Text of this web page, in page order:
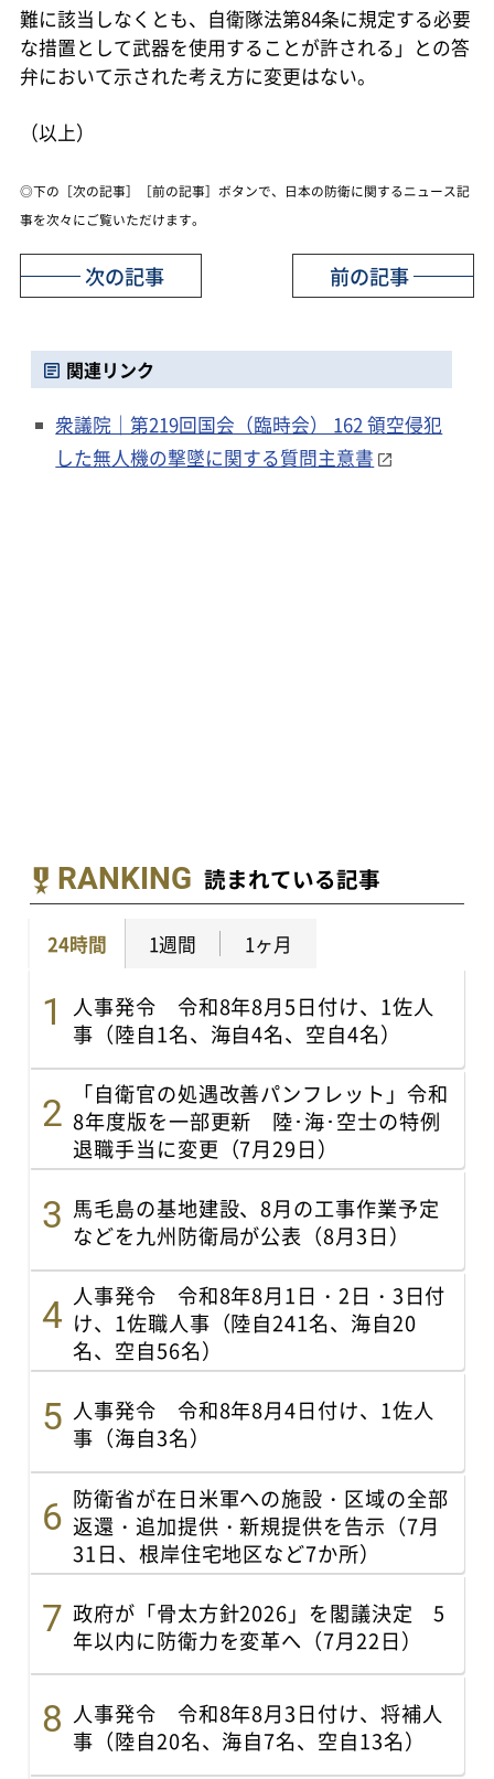
難に該当しなくとも、自衛隊法第84条に規定する必要
な措置として武器を使用することが許される」との答
弁において示された考え方に変更はない。
（以上）
◎下の［次の記事］［前の記事］ボタンで、日本の防衛に関するニュース記
事を次々にご覧いただけます。
前の記事
次の記事
関連リンク
衆議院｜第219回国会（臨時会） 162 領空侵犯
した無人機の撃墜に関する質問主意書
RANKING 読まれている記事
24時間 1週間 1ヶ月
人事発令 令和8年8月5日付け、1佐人
事（陸自1名、海自4名、空自4名）
「自衛官の処遇改善パンフレット」令和
8年度版を一部更新 陸･海･空士の特例
退職手当に変更（7月29日）
馬毛島の基地建設、8月の工事作業予定
などを九州防衛局が公表（8月3日）
人事発令 令和8年8月1日・2日・3日付
け、1佐職人事（陸自241名、海自20
名、空自56名）
人事発令 令和8年8月4日付け、1佐人
事（海自3名）
防衛省が在日米軍への施設・区域の全部
返還・追加提供・新規提供を告示（7月
31日、根岸住宅地区など7か所）
政府が「骨太方針2026」を閣議決定 5
年以内に防衛力を変革へ（7月22日）
人事発令 令和8年8月3日付け、将補人
事（陸自20名、海自7名、空自13名）